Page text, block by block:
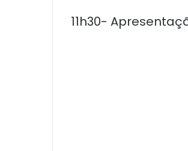
11h30-